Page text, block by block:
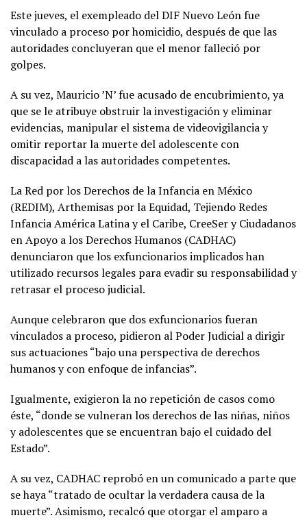
Este jueves, el exempleado del DIF Nuevo León fue
vinculado a proceso por homicidio, después de que las
autoridades concluyeran que el menor falleció por
golpes.
A su vez, Mauricio ’N’ fue acusado de encubrimiento, ya
que se le atribuye obstruir la investigación y eliminar
evidencias, manipular el sistema de videovigilancia y
omitir reportar la muerte del adolescente con
discapacidad a las autoridades competentes.
La Red por los Derechos de la Infancia en México
(REDIM), Arthemisas por la Equidad, Tejiendo Redes
Infancia América Latina y el Caribe, CreeSer y Ciudadanos
en Apoyo a los Derechos Humanos (CADHAC)
denunciaron que los exfuncionarios implicados han
utilizado recursos legales para evadir su responsabilidad y
retrasar el proceso judicial.
Aunque celebraron que dos exfuncionarios fueran
vinculados a proceso, pidieron al Poder Judicial a dirigir
sus actuaciones “bajo una perspectiva de derechos
humanos y con enfoque de infancias”.
Igualmente, exigieron la no repetición de casos como
éste, “donde se vulneran los derechos de las niñas, niños
y adolescentes que se encuentran bajo el cuidado del
Estado”.
A su vez, CADHAC reprobó en un comunicado a parte que
se haya “tratado de ocultar la verdadera causa de la
muerte”. Asimismo, recalcó que otorgar el amparo a